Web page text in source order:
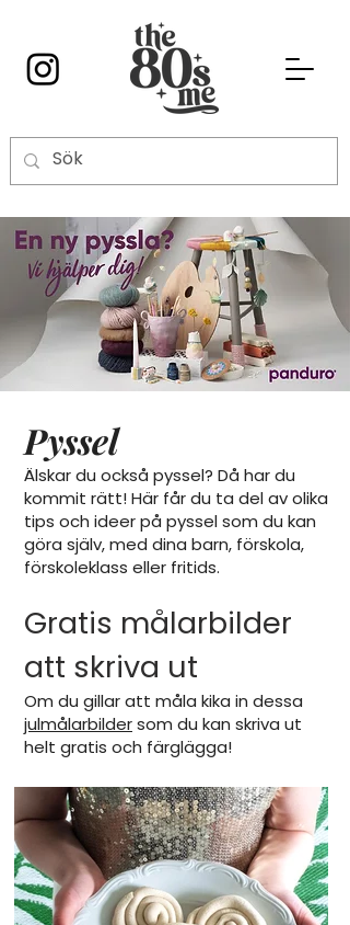
Pyssel
Älskar du också pyssel? Då har du
kommit rätt! Här får du ta del av olika
tips och ideer på pyssel som du kan
göra själv, med dina barn, förskola,
förskoleklass eller fritids.
Gratis målarbilder
att skriva ut
Om du gillar att måla kika in dessa
julmålarbildersom du kan skriva ut
helt gratis och färglägga!